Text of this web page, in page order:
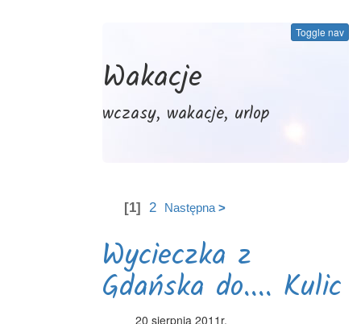
Toggle nav
Wakacje
wczasy, wakacje, urlop
[1] 2 Następna >
Wycieczka z
Gdańska do.... Kulic
20 sierpnia 2011r.